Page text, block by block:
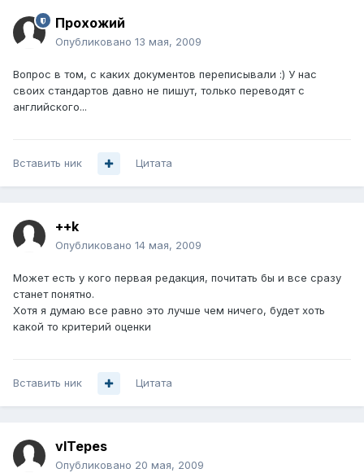
Прохожий
Опубликовано 13 мая, 2009
Вопрос в том, с каких документов переписывали :) У нас
своих стандартов давно не пишут, только переводят с
английского...
Вставить ник Цитата
++k
Опубликовано 14 мая, 2009
Может есть у кого первая редакция, почитать бы и все сразу
станет понятно.
Хотя я думаю все равно это лучше чем ничего, будет хоть
какой то критерий оценки
Вставить ник Цитата
vlTepes
Опубликовано 20 мая, 2009